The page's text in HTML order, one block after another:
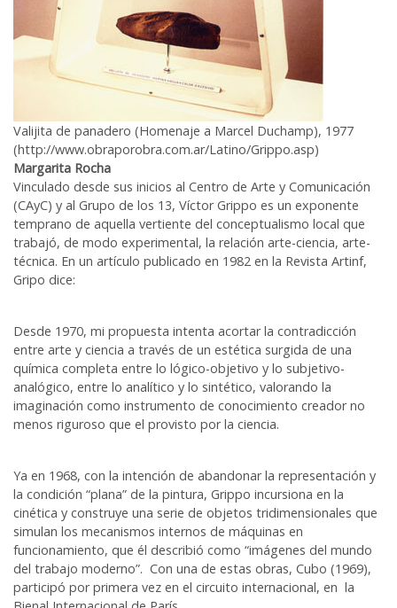
Valijita de panadero (Homenaje a Marcel Duchamp), 1977
(http://www.obraporobra.com.ar/Latino/Grippo.asp)
Margarita Rocha
Vinculado desde sus inicios al Centro de Arte y Comunicación
(CAyC) y al Grupo de los 13, Víctor Grippo es un exponente
temprano de aquella vertiente del conceptualismo local que
trabajó, de modo experimental, la relación arte-ciencia, arte-
técnica. En un artículo publicado en 1982 en la Revista Artinf,
Gripo dice:
Desde 1970, mi propuesta intenta acortar la contradicción
entre arte y ciencia a través de un estética surgida de una
química completa entre lo lógico-objetivo y lo subjetivo-
analógico, entre lo analítico y lo sintético, valorando la
imaginación como instrumento de conocimiento creador no
menos riguroso que el provisto por la ciencia.
Ya en 1968, con la intención de abandonar la representación y
la condición “plana” de la pintura, Grippo incursiona en la
cinética y construye una serie de objetos tridimensionales que
simulan los mecanismos internos de máquinas en
funcionamiento, que él describió como “imágenes del mundo
del trabajo moderno”. Con una de estas obras, Cubo (1969),
participó por primera vez en el circuito internacional, en la